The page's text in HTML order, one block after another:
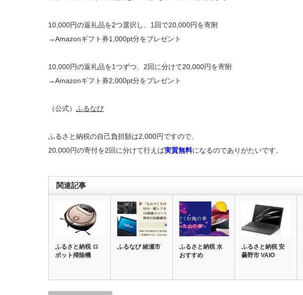
10,000円の返礼品を2つ選択し、1回で20,000円を寄附
→Amazonギフト券1,000pt分をプレゼント
10,000円の返礼品を1つずつ、2回に分けて20,000円を寄附
→Amazonギフト券2,000pt分をプレゼント
（公式） ふるなび
ふるさと納税の自己負担額は2,000円ですので、
20,000円の寄付を2回に分けて行えば実質無料になるのでありがたいです。
関連記事
ふるさと納税 ロ
ボット掃除機
ふるなび 綾瀬市
ふるさと納税 水
おすすめ
ふるさと納税 安
曇野市 VAIO